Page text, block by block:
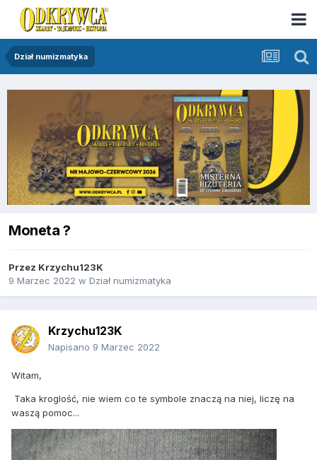
Dział numizmatyka
Moneta ?
Przez Krzychu123K
9 Marzec 2022 w Dział numizmatyka
Krzychu123K
Napisano 9 Marzec 2022
Witam,
Taka kroglość, nie wiem co te symbole znaczą na niej, liczę na
waszą pomoc...